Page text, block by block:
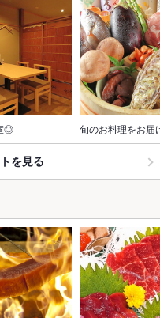
◎ 旬のお料理をお
を見る